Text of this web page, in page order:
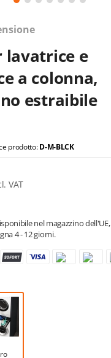
lavatrice e
a colonna,
estraibile
prodotto:D-M-BLCK
VAT
nel magazzino dell'UE,
4 - 12 giorni.